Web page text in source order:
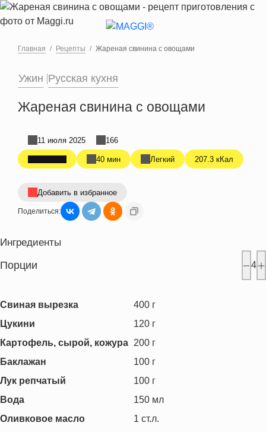
Перейти к основному содержанию
Главная Рецепты Жареная свинина с овощами
Ужин Русская кухня
Жареная свинина с овощами
40 мин Легкий 207.3 кКал
11 июля 2025 166
Добавить в избранное
Поделиться:
Ингредиенты
Порции 4
Свиная вырезка 400 г
Цукини
120 г
Картофель, сырой, кожура 200 г
Баклажан
100 г
Лук репчатый
100 г
Вода
150 мл
Оливковое масло
1 ст.л.